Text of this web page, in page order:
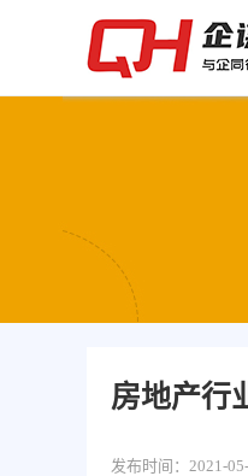
房地产行
发布时间：2021-